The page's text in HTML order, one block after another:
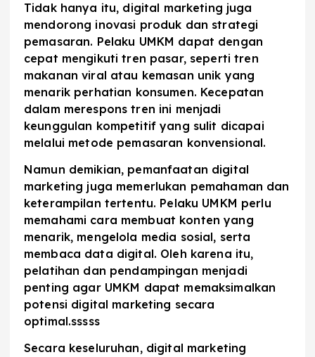
Tidak hanya itu, digital marketing juga
mendorong inovasi produk dan strategi
pemasaran. Pelaku UMKM dapat dengan
cepat mengikuti tren pasar, seperti tren
makanan viral atau kemasan unik yang
menarik perhatian konsumen. Kecepatan
dalam merespons tren ini menjadi
keunggulan kompetitif yang sulit dicapai
melalui metode pemasaran konvensional.
Namun demikian, pemanfaatan digital
marketing juga memerlukan pemahaman dan
keterampilan tertentu. Pelaku UMKM perlu
memahami cara membuat konten yang
menarik, mengelola media sosial, serta
membaca data digital. Oleh karena itu,
pelatihan dan pendampingan menjadi
penting agar UMKM dapat memaksimalkan
potensi digital marketing secara
optimal.sssss
Secara keseluruhan, digital marketing